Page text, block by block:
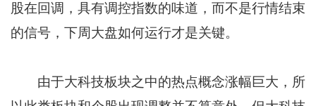
股在回调，具有调控指数的味道，而不是行情结束
的信号，下周大盘如何运行才是关键。
由于大科技板块之中的热点概念涨幅巨大，所